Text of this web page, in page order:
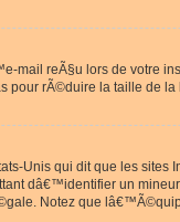
reÃ§u lors de votre
pour rÃ©duire la taille de
Unis qui dit que les sites
dâ€™identifier un
Notez que